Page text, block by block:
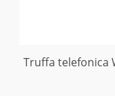
Truffa telefonica